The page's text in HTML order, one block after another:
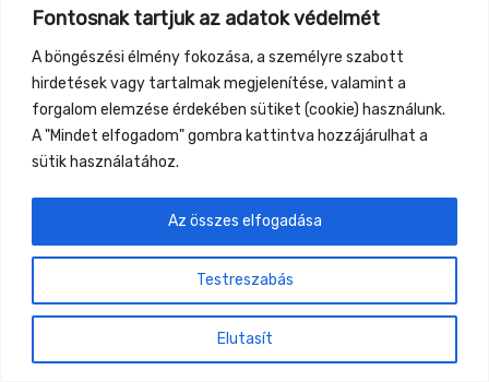
Fontosnak tartjuk az adatok védelmét
A böngészési élmény fokozása, a személyre szabott
hirdetések vagy tartalmak megjelenítése, valamint a
forgalom elemzése érdekében sütiket (cookie) használunk.
A "Mindet elfogadom" gombra kattintva hozzájárulhat a
sütik használatához.
Testreszabás
Elutasít
Az összes elfogadása
Gyüttment Találkozó, 2026. augusztus 27-30.,
Csobánkapuszta